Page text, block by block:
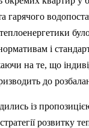
гарячого
і
на те, що
до
із
розвитку